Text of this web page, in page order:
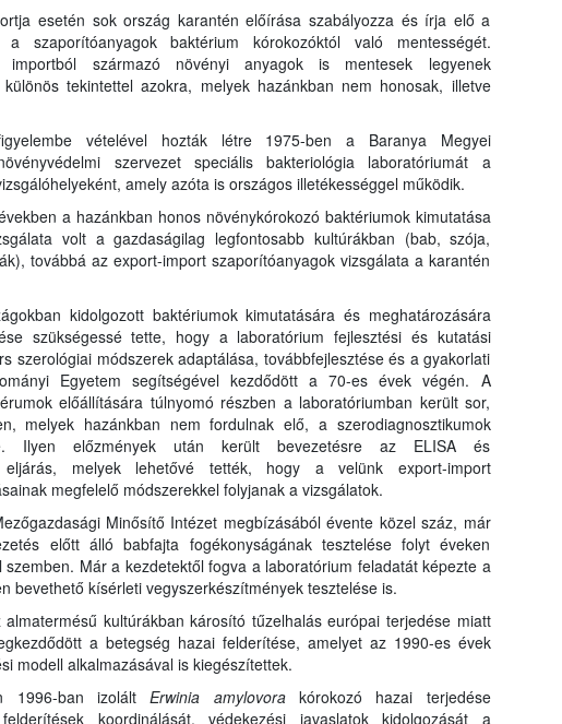
esetén sok ország karantén előírása szabályozza és írja elő a
szaporítóanyagok baktérium kórokozóktól való mentességét.
származó növényi anyagok is mentesek legyenek
különös tekintettel azokra, melyek hazánkban nem honosak, illetve
vételével hozták létre 1975-ben a Baranya Megyei
szervezet speciális bakteriológia laboratóriumát a
amely azóta is országos illetékességgel működik.
a hazánkban honos növénykórokozó baktériumok kimutatása
volt a gazdaságilag legfontosabb kultúrákban (bab, szója,
továbbá az export-import szaporítóanyagok vizsgálata a karantén
kidolgozott baktériumok kimutatására és meghatározására
szükségessé tette, hogy a laboratórium fejlesztési és kutatási
szerológiai módszerek adaptálása, továbbfejlesztése és a gyakorlati
Egyetem segítségével kezdődött a 70-es évek végén. A
előállítására túlnyomó részben a laboratóriumban került sor,
melyek hazánkban nem fordulnak elő, a szerodiagnosztikumok
Ilyen előzmények után került bevezetésre az ELISA és
eljárás, melyek lehetővé tették, hogy a velünk export-import
megfelelő módszerekkel folyjanak a vizsgálatok.
Minősítő Intézet megbízásából évente közel száz, már
előtt álló babfajta fogékonyságának tesztelése folyt éveken
Már a kezdetektől fogva a laboratórium feladatát képezte a
bevethető kísérleti vegyszerkészítmények tesztelése is.
kultúrákban károsító tűzelhalás európai terjedése miatt
a betegség hazai felderítése, amelyet az 1990-es évek
modell alkalmazásával is kiegészítettek.
1996-ban izoláltErwinia amylovorakórokozó hazai terjedése
koordinálását, védekezési javaslatok kidolgozását a